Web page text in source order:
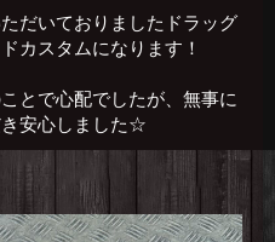
だいておりましたドラッグ
カスタムになります！
とで心配でしたが、無事に
安心しました☆